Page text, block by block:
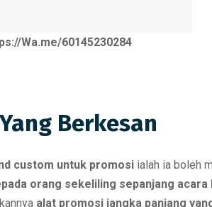
Wa.me/60145230284
Berkesan
custom untuk promosi ialah ia boleh
orang sekeliling sepanjang acara
alat promosi jangka panjang